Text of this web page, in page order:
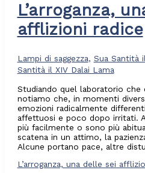
L’arroganza,
afflizioni radice
Lampi di saggezza, Sua Santità
Santità il XIV Dalai Lama
Studiando quel laboratorio che
notiamo che, in momenti
emozioni radicalmente
affettuosi e poco dopo irritati.
più facilmente o sono più
scatena in un attimo, la
Alcune portano pace, altre
L’arroganza, una delle sei